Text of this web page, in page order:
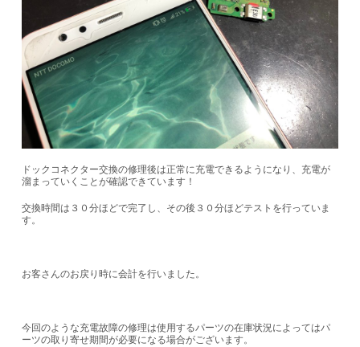
ドックコネクター交換の修理後は正常に充電できるようになり、充電が
溜まっていくことが確認できています！
交換時間は３０分ほどで完了し、その後３０分ほどテストを行っていま
す。
お客さんのお戻り時に会計を行いました。
今回のような充電故障の修理は使用するパーツの在庫状況によってはパ
ーツの取り寄せ期間が必要になる場合がございます。